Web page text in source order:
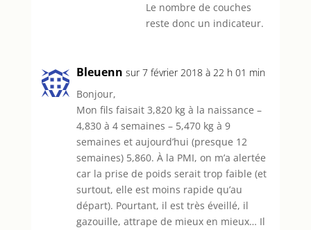
Le nombre de couches
reste donc un indicateur.
Bleuenn sur 7 février 2018 à 22 h 01 min
Bonjour,
Mon fils faisait 3,820 kg à la naissance –
4,830 à 4 semaines – 5,470 kg à 9
semaines et aujourd’hui (presque 12
semaines) 5,860. À la PMI, on m’a alertée
car la prise de poids serait trop faible (et
surtout, elle est moins rapide qu’au
départ). Pourtant, il est très éveillé, il
gazouille, attrape de mieux en mieux… Il